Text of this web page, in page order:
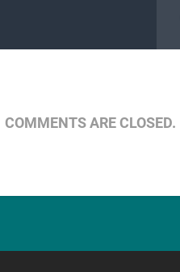
COMMENTS ARE CLOSED.